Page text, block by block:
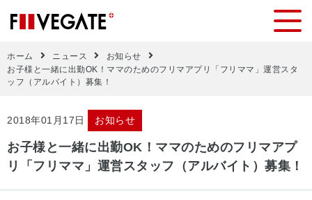
ホーム ニュース
お知らせ
お子様と一緒に出勤OK！ママのためのフリマアプリ「フリママ」運営スタ
ッフ（アルバイト）募集！
2018年01月17日 お知らせ
お子様と一緒に出勤OK！ママのためのフリマアプ
リ「フリママ」運営スタッフ（アルバイト）募集！